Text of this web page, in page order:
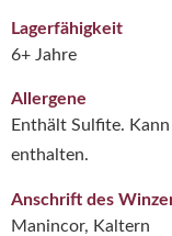
Lagerfähigkeit
6+ Jahre
Allergene
Enthält Sulfite.
enthalten.
Anschrift des
Manincor, Kaltern